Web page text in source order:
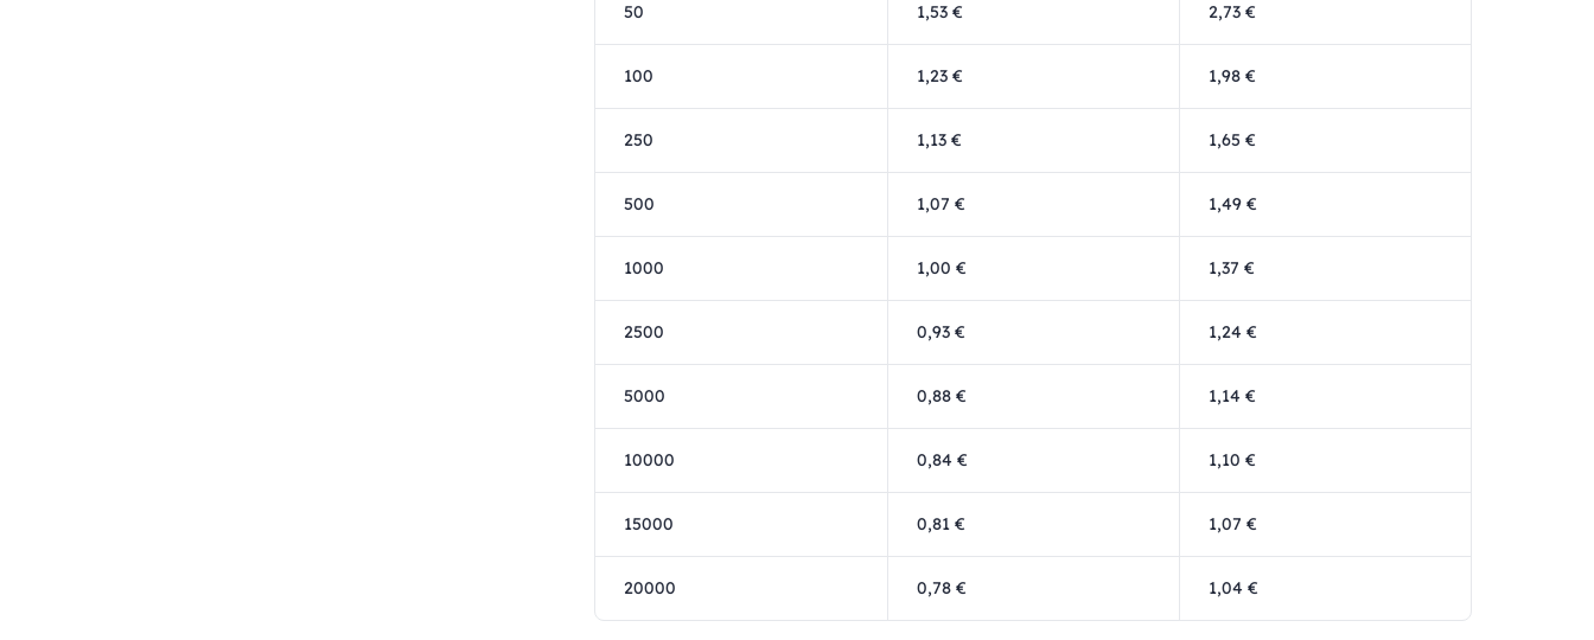
50 1,53 € 2,73 €
100 1,23 € 1,98 €
250 1,13 € 1,65 €
500 1,07 € 1,49 €
1000 1,00 € 1,37 €
2500 0,93 € 1,24 €
5000 0,88 € 1,14 €
10000 0,84 € 1,10 €
15000 0,81 € 1,07 €
20000 0,78 € 1,04 €